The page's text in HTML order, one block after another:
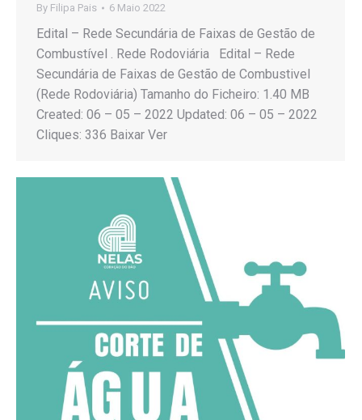
By Filipa Pais 6 Maio 2022
Edital – Rede Secundária de Faixas de Gestão de
Combustível . Rede Rodoviária Edital – Rede
Secundária de Faixas de Gestão de Combustivel
(Rede Rodoviária) Tamanho do Ficheiro: 1.40 MB
Created: 06 – 05 – 2022 Updated: 06 – 05 – 2022
Cliques: 336 Baixar Ver